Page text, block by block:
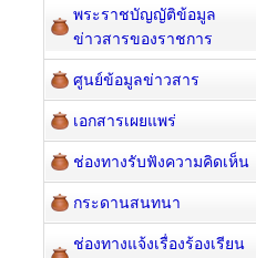
พระราชบัญญัติข้อมูล
ข่าวสารของราชการ
ศูนย์ข้อมูลข่าวสาร
เอกสารเผยแพร่
ช่องทางรับฟังความคิดเห็น
กระดานสนทนา
ช่องทางแจ้งเรื่องร้องเรียน